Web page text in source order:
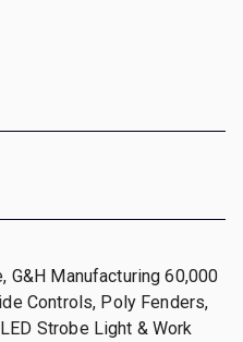
Manufacturing 60,000
Controls, Poly Fenders,
Strobe Light & Work